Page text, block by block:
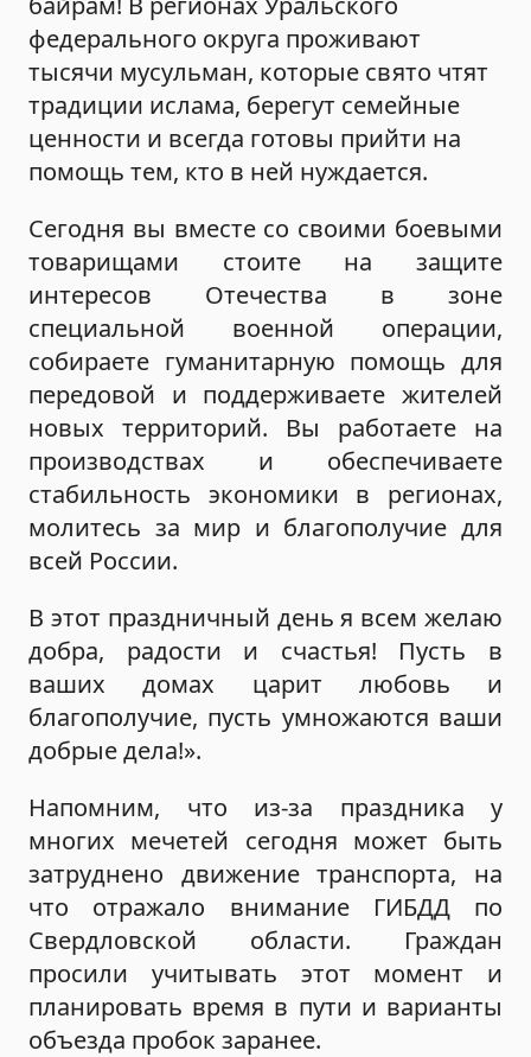
федерального округа проживают
тысячи мусульман, которые свято чтят
традиции ислама, берегут семейные
ценности и всегда готовы прийти на
помощь тем, кто в ней нуждается.
Сегодня вы вместе со своими боевыми
товарищами стоите на защите
интересов Отечества в зоне
специальной военной операции,
собираете гуманитарную помощь для
передовой и поддерживаете жителей
новых территорий. Вы работаете на
производствах и обеспечиваете
стабильность экономики в регионах,
молитесь за мир и благополучие для
всей России.
В этот праздничный день я всем желаю
добра, радости и счастья! Пусть в
ваших домах царит любовь и
благополучие, пусть умножаются ваши
добрые дела!».
Напомним, что из-за праздника у
многих мечетей сегодня может быть
затруднено движение транспорта, на
что отражало внимание ГИБДД по
Свердловской области. Граждан
просили учитывать этот момент и
планировать время в пути и варианты
объезда пробок заранее.